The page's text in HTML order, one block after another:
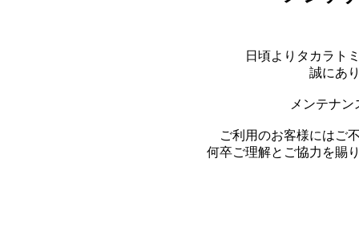
日頃よりタカラト
誠にあ
メンテナ
ご利用のお客様にはご
何卒ご理解とご協力を賜